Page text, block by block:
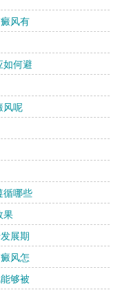
风有
如何避
风呢
循哪些
果
展期
风怎
够被